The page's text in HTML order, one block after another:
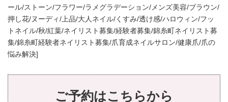
ール/ストーン/フラワー/ラメグラデーション/メンズ美容/ブラウン/
押し花/ヌーディ/上品/大人ネイル/くすみ/透け感/ハロウィン/フッ
トネイル/秋/紅葉/ネイリスト募集/経験者募集/錦糸町ネイリスト募
集/錦糸町経験者ネイリスト募集/爪育成ネイルサロン/健康爪/爪の
悩み解決]
ご予約はこちらから